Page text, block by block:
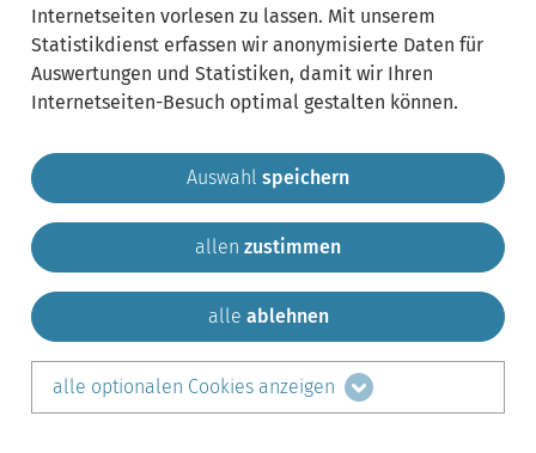
Gemeinde Krailling Impressum
Sitemap
Kontakt
teilen auf:
LinkedIn
Internetseiten vorlesen zu lassen. Mit unserem
Statistikdienst erfassen wir anonymisierte Daten für
Auswertungen und Statistiken, damit wir Ihren
Internetseiten-Besuch optimal gestalten können.
Auswahl speichern
allen zustimmen
alle ablehnen
alle optionalen Cookies anzeigen